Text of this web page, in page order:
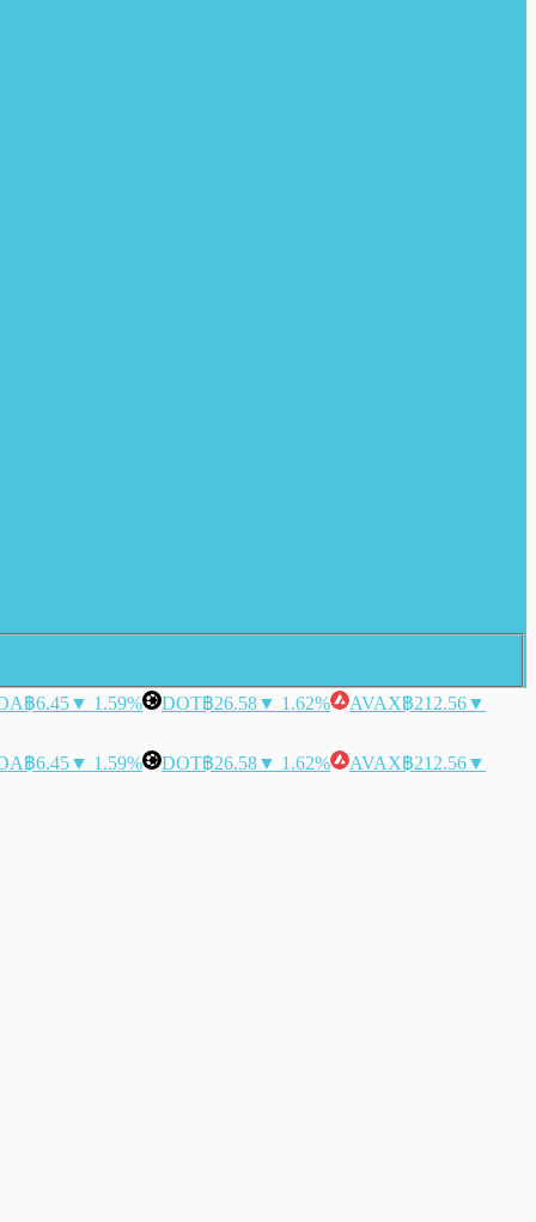
฿6.45▼ 1.59% DOT฿26.58▼ 1.62% AVAX฿212.56▼
฿6.45▼ 1.59% DOT฿26.58▼ 1.62% AVAX฿212.56▼